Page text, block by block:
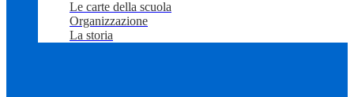
Le carte della scuola
Organizzazione
La storia